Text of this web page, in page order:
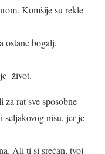
Komšije su rekle
ostane bogalj.
život.
rat sve sposobne
seljakovog nisu, jer je
Ali ti si srećan, tvoj